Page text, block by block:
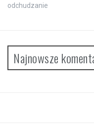
odchudzanie
Najnowsze